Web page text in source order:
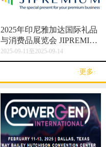
2025年印尼雅加达国际礼品
与消费品展览会 JIPREMIU
M
2025-09-11至2025-09-14
·更多·